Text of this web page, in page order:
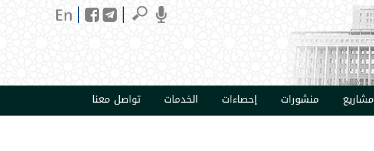
مشاريع منشورات إحصاءات الخدمات تواصل معنا